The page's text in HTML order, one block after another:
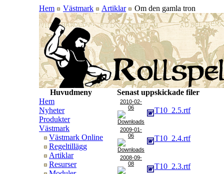
Hem Västmark Artiklar Om den gamla tron
Huvudmeny
Hem
Nyheter
Produkter
Västmark
Västmark Online
Regeltillägg
Artiklar
Resurser
Senast uppskickade filer
2010-02-
06
T10_2.5.rtf
2009-01-
06
T10_2.4.rtf
2008-09-
08
T10_2.3.rtf